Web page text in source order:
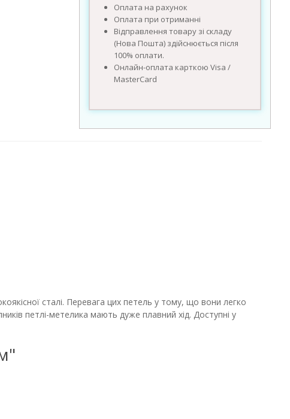
Оплата на рахунок
Оплата при отриманні
Відправлення товару зі складу
(Нова Пошта) здійснюється після
100% оплати.
Онлайн-оплата карткою Visa /
MasterCard
сталі. Перевага цих петель у тому, що вони легко
петлі-метелика мають дуже плавний хід. Доступні у